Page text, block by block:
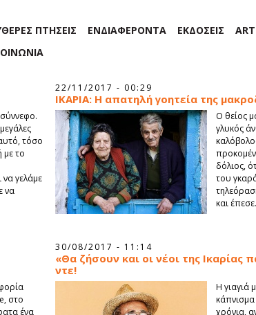
ΠΤΗΣΕΙΣ ΕΝΔΙΑΦΕΡΟΝΤΑ ΕΚΔΟΣΕΙΣ
τόσο
με το
να γελάμε
να
22/11/2017 - 00:29
ΙΚΑΡΙΑ: Η απατηλή γοητεία της
Ο θείος
γλυκός
δόλιος,
του
και έπεσε.
στο
ένα
30/08/2017 - 11:14
«Θα ζήσουν και οι νέοι της
ντε!
Η γιαγιά
κάπνισμα
χρόνια,